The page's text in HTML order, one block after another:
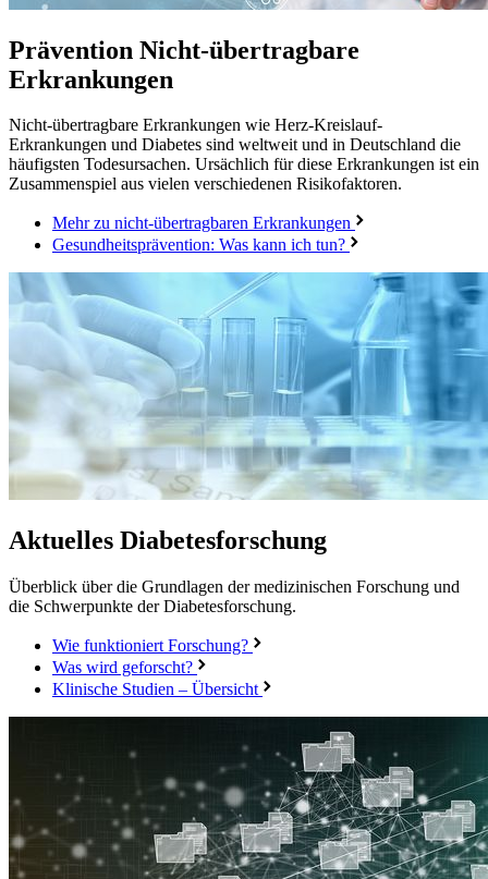
Prävention Nicht-übertragbare
Erkrankungen
Nicht-übertragbare Erkrankungen wie Herz-Kreislauf-
Erkrankungen und Diabetes sind weltweit und in Deutschland die
häufigsten Todesursachen. Ursächlich für diese Erkrankungen ist ein
Zusammenspiel aus vielen verschiedenen Risikofaktoren.
Mehr zu nicht-übertragbaren Erkrankungen
Gesundheitsprävention: Was kann ich tun?
Aktuelles Diabetesforschung
Überblick über die Grundlagen der medizinischen Forschung und
die Schwerpunkte der Diabetesforschung.
Wie funktioniert Forschung?
Was wird geforscht?
Klinische Studien – Übersicht